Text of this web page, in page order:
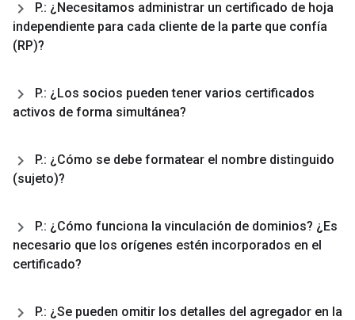
P.: ¿Necesitamos administrar un certificado de hoja
independiente para cada cliente de la parte que confía
(RP)?
P.: ¿Los socios pueden tener varios certificados
activos de forma simultánea?
P.: ¿Cómo se debe formatear el nombre distinguido
(sujeto)?
P.: ¿Cómo funciona la vinculación de dominios? ¿Es
necesario que los orígenes estén incorporados en el
certificado?
P.: ¿Se pueden omitir los detalles del agregador en la